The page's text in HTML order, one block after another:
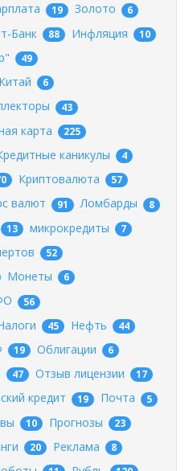
19 Золото 6
Банк 88 Инфляция 10
49
Китай 6
43
карта 225
каникулы 4
Криптовалюта 57
валют 91 Ломбарды 8
13 микрокредиты 7
52
Монеты 6
56
45 Нефть 44
19 Облигации 6
47 Отзыв лицензии 17
кредит 19 Почта 5
10 Прогнозы 23
20 Реклама 8